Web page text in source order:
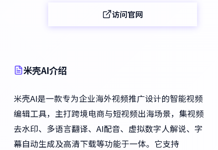
访问官网
米壳AI介绍
米壳AI是一款专为企业海外视频推广设计的智能视频
编辑工具，主打跨境电商与短视频出海场景，集视频
去水印、多语言翻译、AI配音、虚拟数字人解说、字
幕自动生成及高清下载等功能于一体。它支持